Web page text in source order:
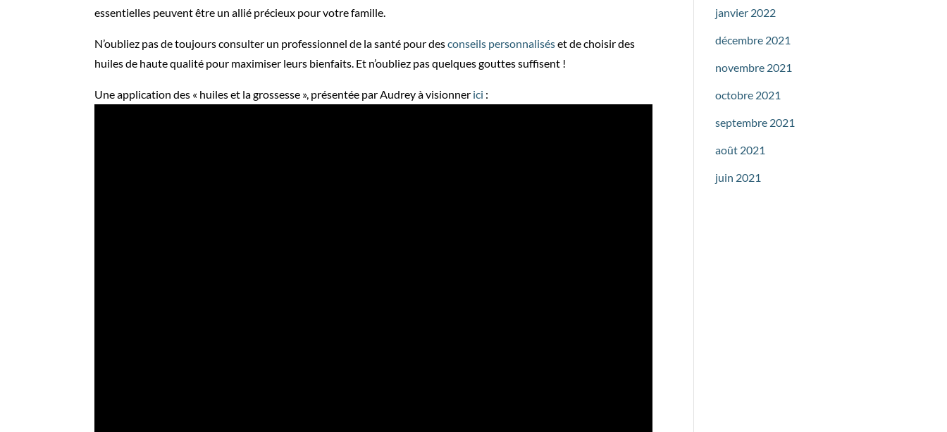
essentielles peuvent être un allié précieux pour votre famille.
N’oubliez pas de toujours consulter un professionnel de la santé pour desconseils personnaliséset de choisir des
huiles de haute qualité pour maximiser leurs bienfaits. Et n’oubliez pas quelques gouttes suffisent !
Une application des « huiles et la grossesse », présentée par Audrey à visionner ici :
janvier 2022
décembre 2021
novembre 2021
octobre 2021
septembre 2021
août 2021
juin 2021